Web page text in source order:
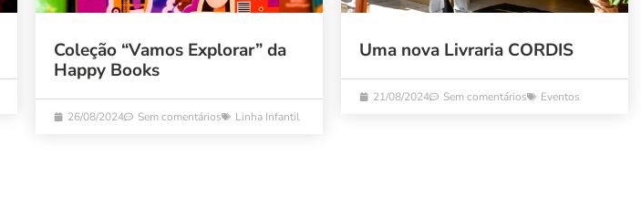
Coleção “Vamos Explorar” da
Happy Books
26/08/2024 Sem comentários Linha Infantil
Uma nova Livraria CORDIS
21/08/2024 Sem comentários Eventos